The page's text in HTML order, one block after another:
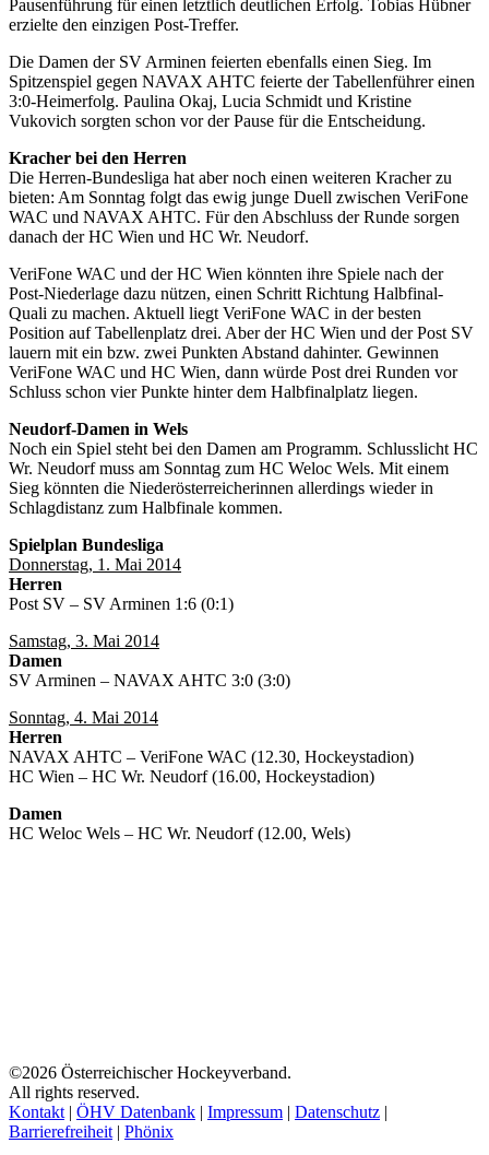
Pausenführung für einen letztlich deutlichen Erfolg. Tobias Hübner
erzielte den einzigen Post-Treffer.
Die Damen der SV Arminen feierten ebenfalls einen Sieg. Im
Spitzenspiel gegen NAVAX AHTC feierte der Tabellenführer einen
3:0-Heimerfolg. Paulina Okaj, Lucia Schmidt und Kristine
Vukovich sorgten schon vor der Pause für die Entscheidung.
Kracher bei den Herren
Die Herren-Bundesliga hat aber noch einen weiteren Kracher zu
bieten: Am Sonntag folgt das ewig junge Duell zwischen VeriFone
WAC und NAVAX AHTC. Für den Abschluss der Runde sorgen
danach der HC Wien und HC Wr. Neudorf.
VeriFone WAC und der HC Wien könnten ihre Spiele nach der
Post-Niederlage dazu nützen, einen Schritt Richtung Halbfinal-
Quali zu machen. Aktuell liegt VeriFone WAC in der besten
Position auf Tabellenplatz drei. Aber der HC Wien und der Post SV
lauern mit ein bzw. zwei Punkten Abstand dahinter. Gewinnen
VeriFone WAC und HC Wien, dann würde Post drei Runden vor
Schluss schon vier Punkte hinter dem Halbfinalplatz liegen.
Neudorf-Damen in Wels
Noch ein Spiel steht bei den Damen am Programm. Schlusslicht HC
Wr. Neudorf muss am Sonntag zum HC Weloc Wels. Mit einem
Sieg könnten die Niederösterreicherinnen allerdings wieder in
Schlagdistanz zum Halbfinale kommen.
Spielplan Bundesliga
Donnerstag, 1. Mai 2014
Herren
Post SV – SV Arminen 1:6 (0:1)
Samstag, 3. Mai 2014
Damen
SV Arminen – NAVAX AHTC 3:0 (3:0)
Sonntag, 4. Mai 2014
Herren
NAVAX AHTC – VeriFone WAC (12.30, Hockeystadion)
HC Wien – HC Wr. Neudorf (16.00, Hockeystadion)
Damen
HC Weloc Wels – HC Wr. Neudorf (12.00, Wels)
©2026 Österreichischer Hockeyverband.
All rights reserved.
Kontakt | ÖHV Datenbank | Impressum | Datenschutz |
Barrierefreiheit | Phönix